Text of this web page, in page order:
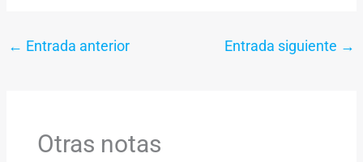
← Entrada anterior Entrada siguiente →
Otras notas